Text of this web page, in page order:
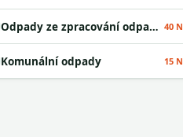
Odpady ze zpracování odpadu a z ČOV 40 N
Komunální odpady 15 N